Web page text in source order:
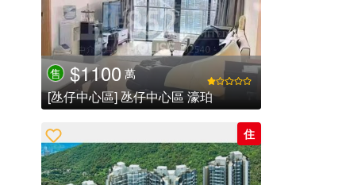
售 $1100 萬
[氹仔中心區] 氹仔中心區 濠珀
住